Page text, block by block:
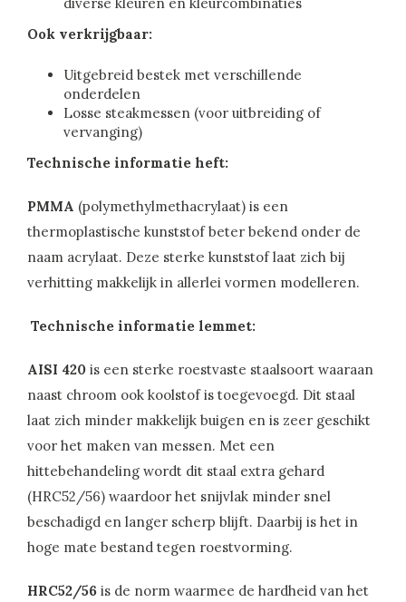
Ook verkrijgbaar:
Uitgebreid bestek met verschillende
onderdelen
Losse steakmessen (voor uitbreiding of
vervanging)
Technische informatie heft:
PMMA (polymethylmethacrylaat) is een
thermoplastische kunststof beter bekend onder de
naam acrylaat. Deze sterke kunststof laat zich bij
verhitting makkelijk in allerlei vormen modelleren.
Technische informatie lemmet:
AISI 420 is een sterke roestvaste staalsoort waaraan
naast chroom ook koolstof is toegevoegd. Dit staal
laat zich minder makkelijk buigen en is zeer geschikt
voor het maken van messen. Met een
hittebehandeling wordt dit staal extra gehard
(HRC52/56) waardoor het snijvlak minder snel
beschadigd en langer scherp blijft. Daarbij is het in
hoge mate bestand tegen roestvorming.
HRC52/56 is de norm waarmee de hardheid van het